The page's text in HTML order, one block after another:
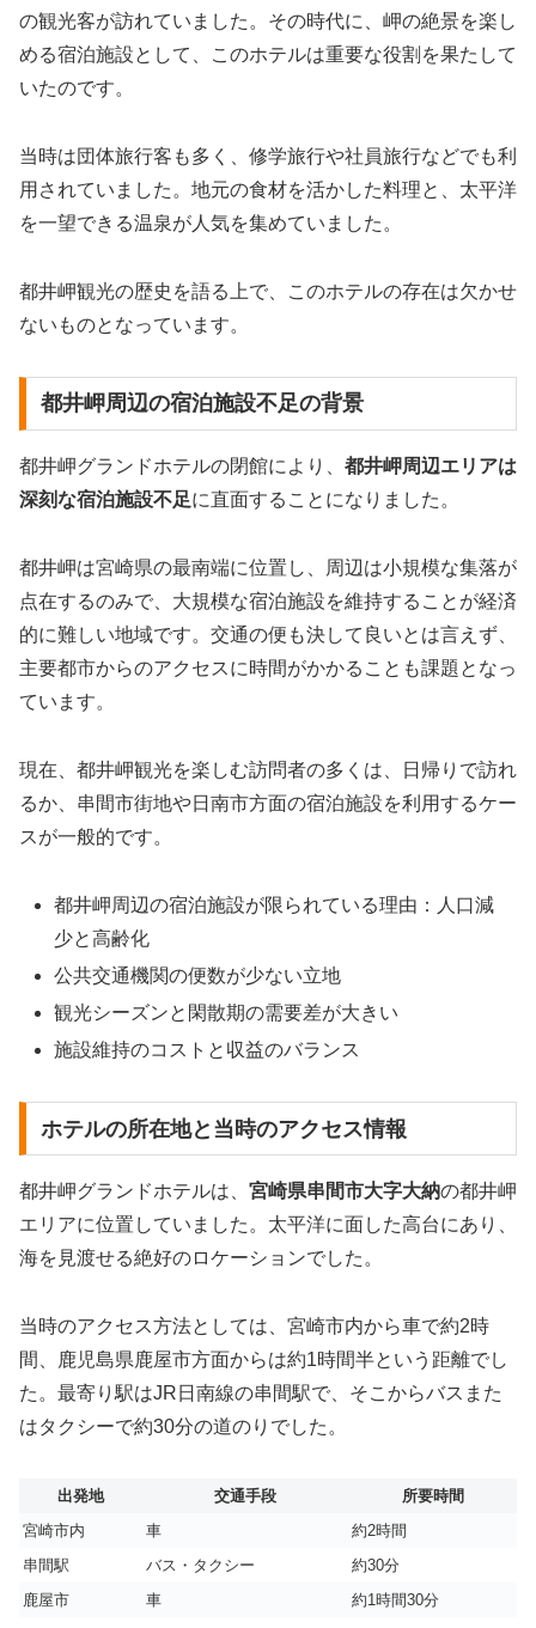
の観光客が訪れていました。その時代に、岬の絶景を楽し
める宿泊施設として、このホテルは重要な役割を果たして
いたのです。
当時は団体旅行客も多く、修学旅行や社員旅行などでも利
用されていました。地元の食材を活かした料理と、太平洋
を一望できる温泉が人気を集めていました。
都井岬観光の歴史を語る上で、このホテルの存在は欠かせ
ないものとなっています。
都井岬周辺の宿泊施設不足の背景
都井岬グランドホテルの閉館により、 都井岬周辺エリアは
深刻な宿泊施設不足に直面することになりました。
都井岬は宮崎県の最南端に位置し、周辺は小規模な集落が
点在するのみで、大規模な宿泊施設を維持することが経済
的に難しい地域です。交通の便も決して良いとは言えず、
主要都市からのアクセスに時間がかかることも課題となっ
ています。
現在、都井岬観光を楽しむ訪問者の多くは、日帰りで訪れ
るか、串間市街地や日南市方面の宿泊施設を利用するケー
スが一般的です。
都井岬周辺の宿泊施設が限られている理由：人口減
少と高齢化
公共交通機関の便数が少ない立地
観光シーズンと閑散期の需要差が大きい
施設維持のコストと収益のバランス
ホテルの所在地と当時のアクセス情報
都井岬グランドホテルは、 宮崎県串間市大字大納の都井岬
エリアに位置していました。太平洋に面した高台にあり、
海を見渡せる絶好のロケーションでした。
当時のアクセス方法としては、宮崎市内から車で約2時
間、鹿児島県鹿屋市方面からは約1時間半という距離でし
た。最寄り駅はJR日南線の串間駅で、そこからバスまた
はタクシーで約30分の道のりでした。
出発地 交通手段
所要時間
宮崎市内
車
約2時間
串間駅
バス・タクシー
約30分
鹿屋市
車 約1時間30分